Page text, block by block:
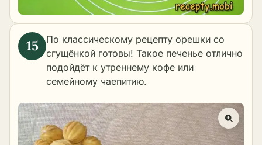
По классическому рецепту орешки со
сгущёнкой готовы! Такое печенье отлично
подойдёт к утреннему кофе или
семейному чаепитию.